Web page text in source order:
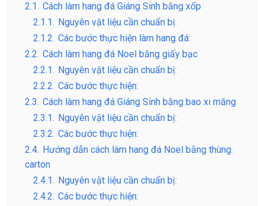
2.1. Cách làm hang đá Giáng Sinh bằng xốp
2.1.1. Nguyên vật liệu cần chuẩn bị:
2.1.2. Các bước thực hiện làm hang đá:
2.2. Cách làm hang đá Noel bằng giấy bạc
2.2.1. Nguyên vật liệu cần chuẩn bị:
2.2.2. Các bước thực hiện:
2.3. Cách làm hang đá Giáng Sinh bằng bao xi măng
2.3.1. Nguyên vật liệu cần chuẩn bị:
2.3.2. Các bước thực hiện:
2.4. Hướng dẫn cách làm hang đá Noel bằng thùng
carton
2.4.1. Nguyên vật liệu cần chuẩn bị:
2.4.2. Các bước thực hiện: